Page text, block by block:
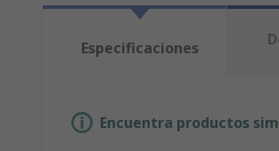
Especificaciones
Encuentra productos